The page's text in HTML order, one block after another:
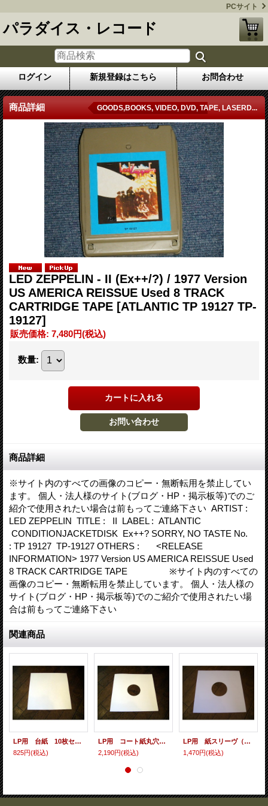
PCサイト
パラダイス・レコード
ログイン 新規登録はこちら お問合わせ
商品詳細 GOODS,BOOKS, VIDEO, DVD, TAPE, LASERD...
LED ZEPPELIN - II (Ex++/?) / 1977 Version
US AMERICA REISSUE Used 8 TRACK
CARTRIDGE TAPE [ATLANTIC TP 19127 TP-
19127]
販売価格: 7,480円(税込)
数量:
商品詳細
※サイト内のすべての画像のコピー・無断転用を禁止してい
ます。 個人・法人様のサイト(ブログ・HP・掲示板等)でのご
紹介で使用されたい場合は前もってご連絡下さい ARTIST :
LED ZEPPELIN TITLE : II LABEL : ATLANTIC
CONDITIONJACKETDISK Ex++? SORRY, NO TASTE No.
: TP 19127 TP-19127 OTHERS : <RELEASE
INFORMATION> 1977 Version US AMERICA REISSUE Used
8 TRACK CARTRIDGE TAPE ※サイト内のすべての
画像のコピー・無断転用を禁止しています。 個人・法人様の
サイト(ブログ・HP・掲示板等)でのご紹介で使用されたい場
合は前もってご連絡下さい
関連商品
LP用 台紙 10枚セット
825円(税込)
LP用 コート紙丸穴ジャケ 10枚セット
2,190円(税込)
LP用 紙スリーヴ（レギュラー 四角の角） 10枚セット
1,470円(税込)